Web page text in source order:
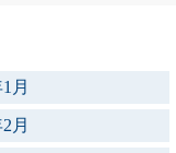
月
月